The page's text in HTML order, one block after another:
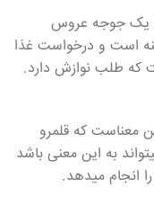
یک جوجه عروس
است و درخواست غذا
که طلب نوازش دارد.
معناست که قلمرو
به این معنی باشد
انجام میدهد.